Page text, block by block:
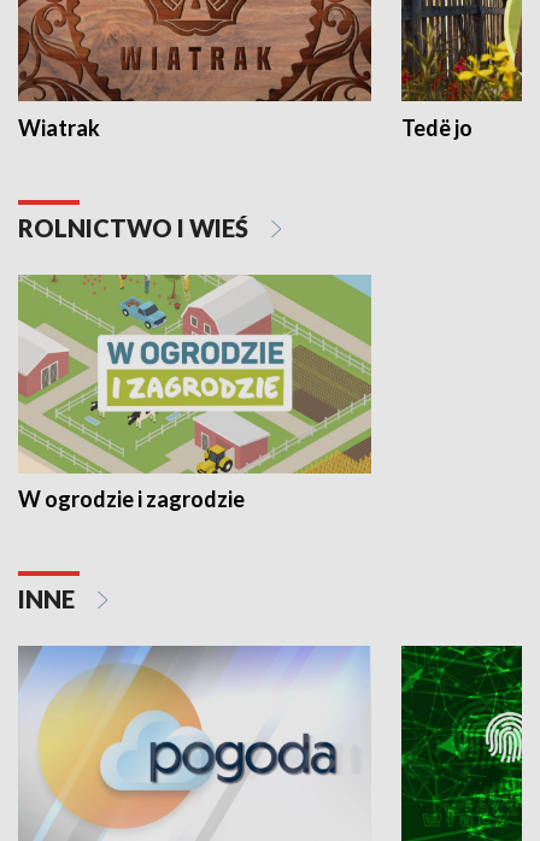
Wiatrak Tedë jo
ROLNICTWO I WIEŚ
W ogrodzie i zagrodzie
INNE